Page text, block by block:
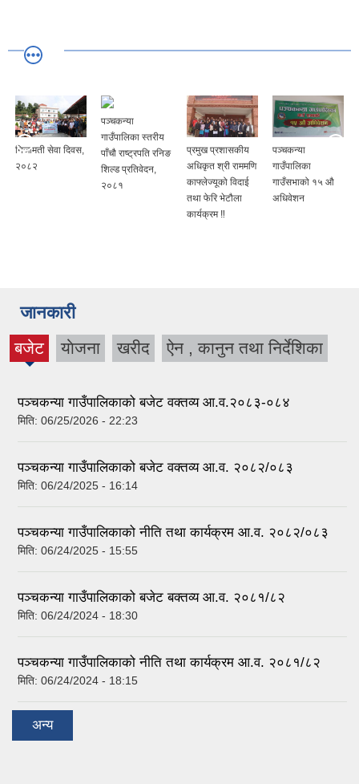
निजामती सेवा दिवस,
२०८२
पञ्‍चकन्या
गाउँपालिका स्तरीय
पाँचौ राष्ट्रपति रनिङ
शिल्ड प्रतिवेदन,
२०८१
प्रमुख प्रशासकीय
अधिकृत श्री राममणि
काफ्लेज्यूको विदाई
तथा फेरि भेटौला
कार्यक्रम ‼
पञ्‍चकन्या
गाउँपालिका
गाउँसभाको १५ औ
अधिवेशन
जानकारी
बजेट
(active
याेजना खरीद ऐन , कानुन तथा निर्देशिका
पञ्‍चकन्या गाउँपालिकाको बजेट वक्तव्य आ.व.२०८३-०८४
मिति: 06/25/2026 - 22:23
पञ्‍चकन्या गाउँपालिकाको बजेट वक्तव्य आ.व. २०८२/०८३
मिति: 06/24/2025 - 16:14
पञ्‍चकन्या गाउँपालिकाको नीति तथा कार्यक्रम आ.व. २०८२/०८३
मिति: 06/24/2025 - 15:55
पञ्‍चकन्या गाउँपालिकाको बजेट बक्तव्य आ.व. २०८१/८२
मिति: 06/24/2024 - 18:30
पञ्‍चकन्या गाउँपालिकाको नीति तथा कार्यक्रम आ.व. २०८१/८२
मिति: 06/24/2024 - 18:15
अन्य